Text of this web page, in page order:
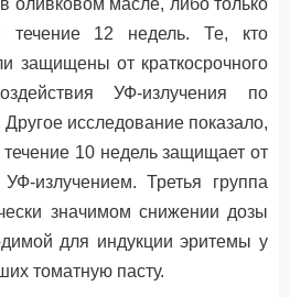
оливковом масле, либо только
течение 12 недель. Те, кто
защищены от краткосрочного
УФ-излучения по
исследование показало,
10 недель защищает от
излучением. Третья группа
значимом снижении дозы
для индукции эритемы у
томатную пасту.